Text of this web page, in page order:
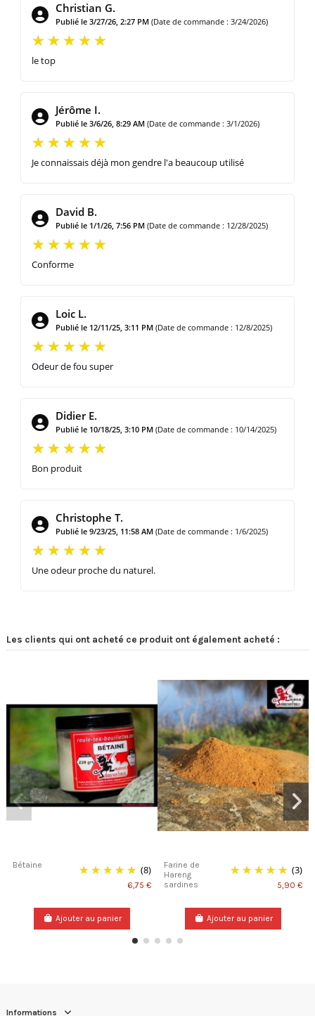
Christian G.
Publié le 3/27/26, 2:27 PM (Date de commande : 3/24/2026)
le top
Jérôme I.
Publié le 3/6/26, 8:29 AM (Date de commande : 3/1/2026)
Je connaissais déjà mon gendre l'a beaucoup utilisé
David B.
Publié le 1/1/26, 7:56 PM (Date de commande : 12/28/2025)
Conforme
Loic L.
Publié le 12/11/25, 3:11 PM (Date de commande : 12/8/2025)
Odeur de fou super
Didier E.
Publié le 10/18/25, 3:10 PM (Date de commande : 10/14/2025)
Bon produit
Christophe T.
Publié le 9/23/25, 11:58 AM (Date de commande : 1/6/2025)
Une odeur proche du naturel.
Les clients qui ont acheté ce produit ont également acheté :
Bétaine (8)
6,75 €
Ajouter au panier
Farine de
Hareng
sardines
(3)
5,90 €
Ajouter au panier
Informations